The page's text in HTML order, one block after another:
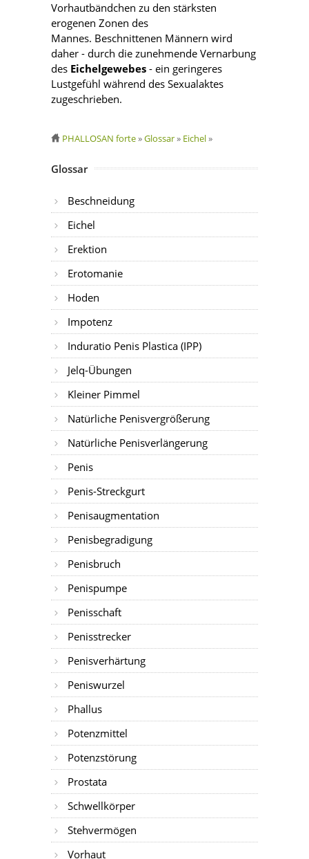
Vorhautbändchen zu den stärksten
erogenen Zonen des
Mannes. Beschnittenen Männern wird
daher - durch die zunehmende Vernarbung
des Eichelgewebes - ein geringeres
Lustgefühl während des Sexualaktes
zugeschrieben.
PHALLOSAN forte»Glossar» Eichel»
Glossar
Beschneidung
Eichel
Erektion
Erotomanie
Hoden
Impotenz
Induratio Penis Plastica (IPP)
Jelq-Übungen
Kleiner Pimmel
Natürliche Penisvergrößerung
Natürliche Penisverlängerung
Penis
Penis-Streckgurt
Penisaugmentation
Penisbegradigung
Penisbruch
Penispumpe
Penisschaft
Penisstrecker
Penisverhärtung
Peniswurzel
Phallus
Potenzmittel
Potenzstörung
Prostata
Schwellkörper
Stehvermögen
Vorhaut